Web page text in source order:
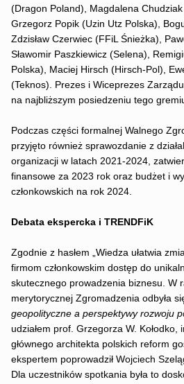
(Dragon Poland), Magdalena
Grzegorz Popik (Uzin Utz Polska),
Zdzisław Czerwiec (FFiL Śnieżka),
Sławomir Paszkiewicz (Selena),
Polska), Maciej Hirsch (Hirsch-Pol),
(Teknos). Prezes i Wiceprezes
na najbliższym posiedzeniu tego
Podczas części formalnej Walnego
przyjęto również sprawozdanie z
organizacji w latach 2021-2024,
finansowe za 2023 rok oraz budżet i
członkowskich na rok 2024.
Debata ekspercka i TRENDFiK
Zgodnie z hasłem „Wiedza ułatwia
firmom członkowskim dostęp do
skutecznego prowadzenia biznesu. W
merytorycznej Zgromadzenia odbyła
geopolityczne a perspektywy rozwoju
udziałem prof. Grzegorza W. Kołodko,
głównego architekta polskich reform
ekspertem poprowadził Wojciech
Dla uczestników spotkania była to